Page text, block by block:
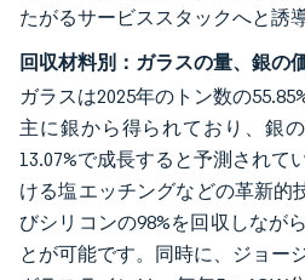
たがるサービススタックへと誘
回収材料別：ガラスの量、銀の
ガラスは2025年のトン数の
主に銀から得られており、銀
13.07%で成長すると予測されて
ける塩エッチングなどの革新的
びシリコンの98%を回収しなが
とが可能です。同時に、ジョー